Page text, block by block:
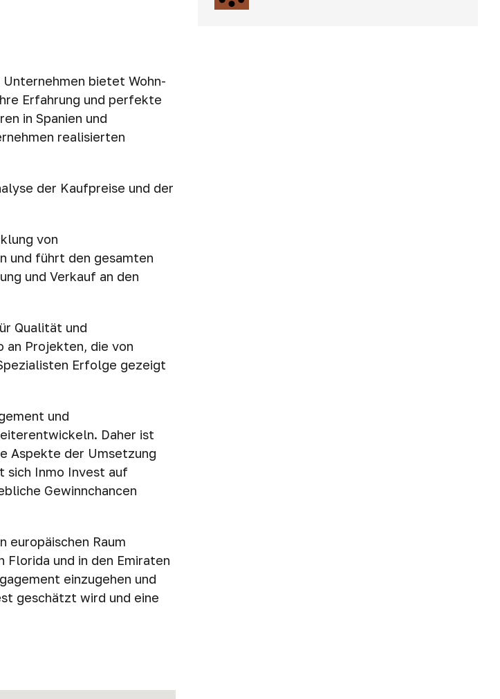
bietet Wohn-
Erfahrung und perfekte
in Spanien und
realisierten
der Kaufpreise und der
von
und führt den gesamten
und Verkauf an den
Qualität und
Projekten, die von
Erfolge gezeigt
und
Daher ist
Aspekte der Umsetzung
sich Inmo Invest auf
Gewinnchancen
europäischen Raum
Florida und in den Emiraten
einzugehen und
geschätzt wird und eine